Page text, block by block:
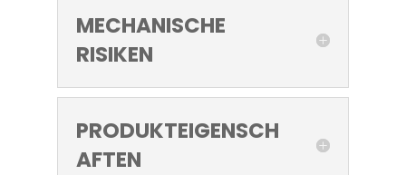
MECHANISCHE
RISIKEN
PRODUKTEIGENSCH
AFTEN